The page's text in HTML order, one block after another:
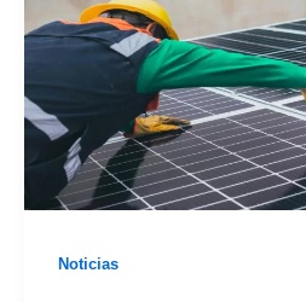
Noticias